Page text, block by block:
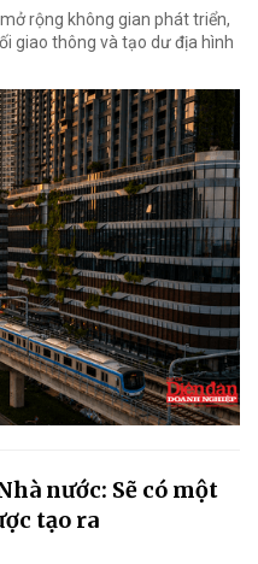
rộng không gian phát triển,
giao thông và tạo dư địa hình
nước: Sẽ có một
tạo ra